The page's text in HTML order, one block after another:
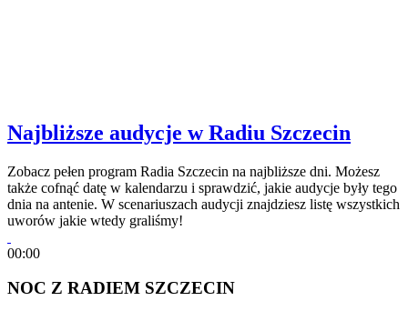
Najbliższe audycje w Radiu Szczecin
Zobacz pełen program Radia Szczecin na najbliższe dni. Możesz
także cofnąć datę w kalendarzu i sprawdzić, jakie audycje były tego
dnia na antenie. W scenariuszach audycji znajdziesz listę wszystkich
uworów jakie wtedy graliśmy!
00:00
NOC Z RADIEM SZCZECIN